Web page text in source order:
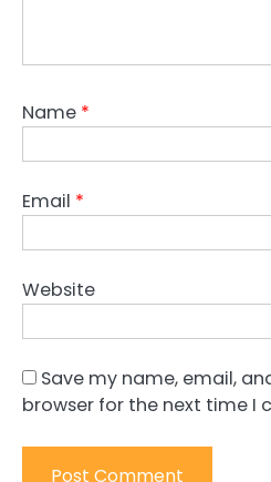
Name *
Email *
Website
Save my name, email,
browser for the next time I